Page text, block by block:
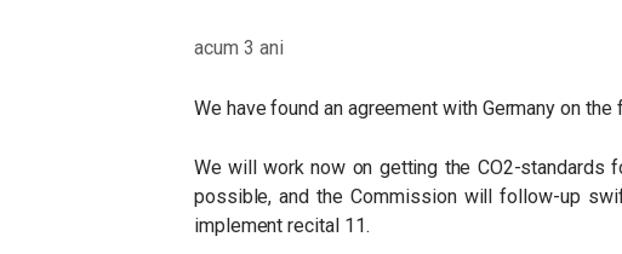
acum 3 ani
We have found an agreement with Germany on
We will work now on getting the CO2-standards
possible, and the Commission will follow-up
implement recital 11.